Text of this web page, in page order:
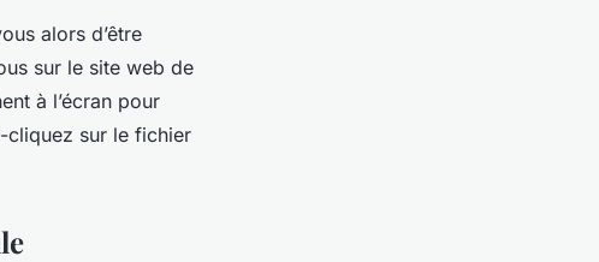
alors d’être
sur le site web de
à l’écran pour
cliquez sur le fichier